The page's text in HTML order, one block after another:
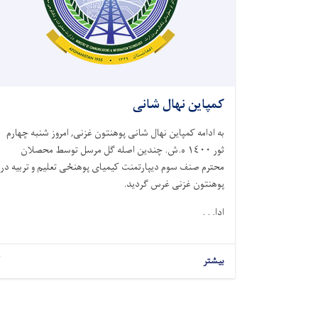
کمپاین نهال شانی
به ادامه کمپاین نهال شانی پوهنتون غزنی, امروز شنبه چهارم
ثور ١٤۰۰ ه.ش. چندین اصله گل مرسل توسط محصلان
محترم صنف سوم دیپارتمنت کیمیای پوهنځی تعلیم و تربیه در
پوهنتون غزنی غرس گردید.
ادا. . .
بیشتر